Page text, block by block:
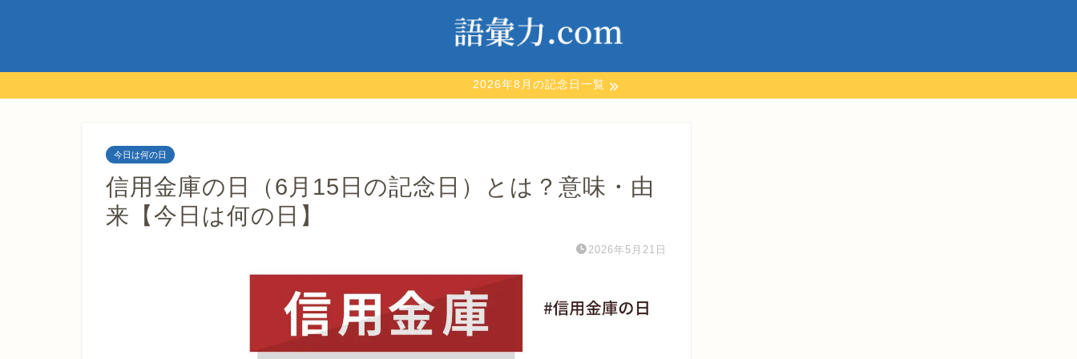
2026年8月の記念日一覧
今日は何の日
信用金庫の日（6月15日の記念日）とは？意味・由
来【今日は何の日】
2026年5月21日